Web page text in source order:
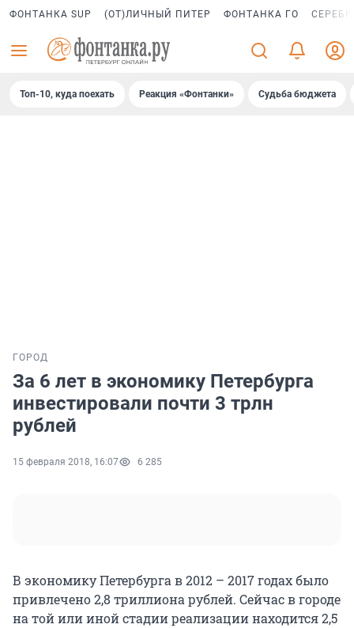
ФОНТАНКА SUP (ОТ)ЛИЧНЫЙ ПИТЕР ФОНТАНКА ГО
Топ-10, куда поехать Реакция «Фонтанки» Судьба бюджета
ГОРОД
За 6 лет в экономику Петербурга
инвестировали почти 3 трлн
рублей
15 февраля 2018, 16:07 6 285
В экономику Петербурга в 2012 – 2017 годах было
привлечено 2,8 триллиона рублей. Сейчас в городе
на той или иной стадии реализации находится 2,5